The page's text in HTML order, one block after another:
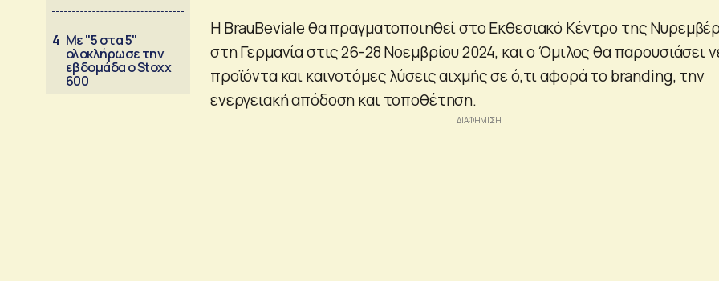
4 Με "5 στα 5"
ολοκλήρωσε την
εβδομάδα ο Stoxx
600
Η BrauBeviale θα πραγματοποιηθεί στο Εκθεσιακό Κέντρο της
στη Γερμανία στις 26-28 Νοεμβρίου 2024, και ο Όμιλος θα παρουσιάσει
προϊόντα και καινοτόμες λύσεις αιχμής σε ό,τι αφορά το branding, την
ενεργειακή απόδοση και τοποθέτηση.